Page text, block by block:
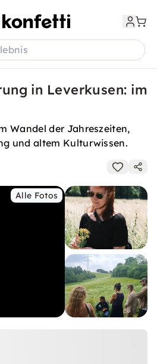
in Leverkusen: im
Wandel der Jahreszeiten,
und altem Kulturwissen.
Alle Fotos